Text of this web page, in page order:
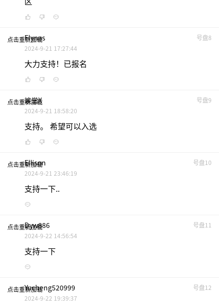
点击重新加载 号盘8
Flynas
2024-9-21 17:27:44
大力支持！已报名
点击重新加载 号盘9
竢堂x
2024-9-21 18:58:20
支持。 希望可以入选
点击重新加载 号盘10
Ellison
2024-9-21 23:46:19
支持一下..
点击重新加载 号盘11
Dyw886
2024-9-22 14:56:54
支持一下
点击重新加载 号盘12
Yucheng520999
2024-9-22 19:39:37